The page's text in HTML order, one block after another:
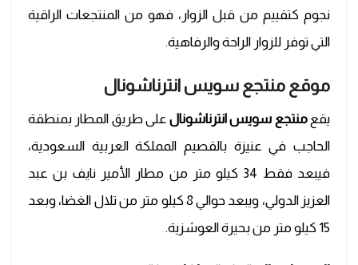
نجوم كتقييم من قبل الزوار، فهو من المنتجعات الراقية
التي توفر للزوار الراحة والرفاهية.
موقع منتجع سويس انترناشونال
يقعمنتجع سويس انترناشونال على طريق المطار بمنطقة
الحاجب في عنيزة بالقصيم المملكة العربية السعودية،
فيبعد فقط 34 كيلو متر من مطار الأمير نايف بن عبد
العزيز الدولي، ويبعد حوالي 8 كيلو متر من تلال الغضا، وبعد
15 كيلو متر من بحيرة العوشزية.